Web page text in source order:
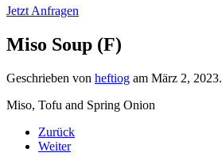
Jetzt Anfragen
Miso Soup (F)
Geschrieben von heftiog am März 2, 2023.
Miso, Tofu and Spring Onion
Zurück
Weiter